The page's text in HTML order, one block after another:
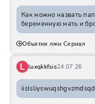
Как можно назвать
беременную мать и
Объятия лжи Сериал
L luxqkkfsis24.07.26